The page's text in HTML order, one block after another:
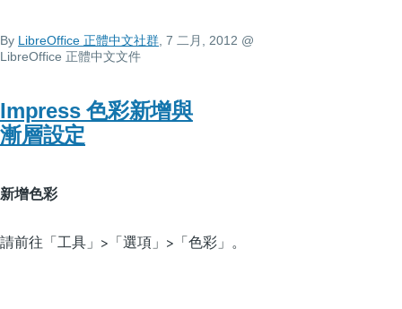
By LibreOffice 正體中文社群 , 7 二月, 2012 @
LibreOffice 正體中文文件
Impress 色彩新增與
漸層設定
新增色彩
請前往「工具」>「選項」>「色彩」。